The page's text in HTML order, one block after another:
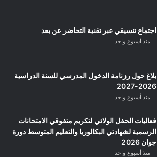
اجتماع تنسيقي عبر تقنية التحاضر عن بعد
منذ أسبوع واحد
بلاغ حول رزنامة الدخول المدرسي للسنة الدراسية
2026-2027
منذ أسبوع واحد
فعاليات الحفل الولائي لتكريم متفوقي الامتحانات
الرسمية لشهادتي البكالوريا والتعليم المتوسط دورة
جوان 2026
منذ أسبوع واحد